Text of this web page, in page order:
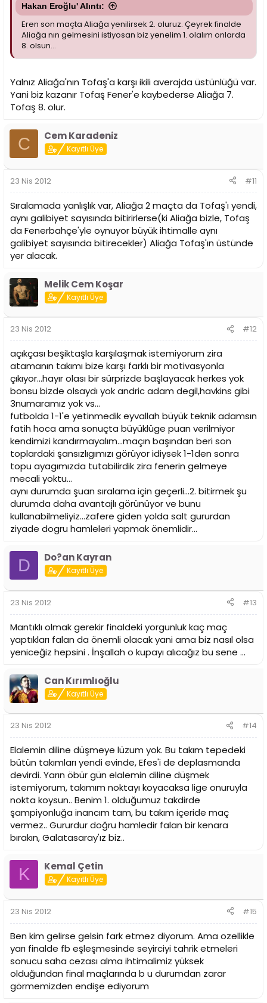
Hakan Eroğlu' Alıntı:
Eren son maçta Aliağa yenilirsek 2. oluruz. Çeyrek finalde
Aliağa nın gelmesini istiyosan biz yenelim 1. olalım onlarda
8. olsun...
Yalnız Aliağa'nın Tofaş'a karşı ikili averajda üstünlüğü var.
Yani biz kazanır Tofaş Fener'e kaybederse Aliağa 7.
Tofaş 8. olur.
C Cem Karadeniz
Kayıtlı Üye
23 Nis 2012 #11
Sıralamada yanlışlık var, Aliağa 2 maçta da Tofaş'ı yendi,
aynı galibiyet sayısında bitirirlerse(ki Aliağa bizle, Tofaş
da Fenerbahçe'yle oynuyor büyük ihtimalle aynı
galibiyet sayısında bitirecekler) Aliağa Tofaş'ın üstünde
yer alacak.
Melik Cem Koşar
Kayıtlı Üye
23 Nis 2012 #12
açıkçası beşiktaşla karşılaşmak istemiyorum zira
atamanın takımı bize karşı farklı bir motivasyonla
çıkıyor...hayır olası bir sürprizde başlayacak herkes yok
bonsu bizde olsaydı yok andric adam degil,havkins gibi
3numaramız yok vs...
futbolda 1-1'e yetinmedik eyvallah büyük teknik adamsın
fatih hoca ama sonuçta büyüklüge puan verilmiyor
kendimizi kandırmayalım...maçın başından beri son
toplardaki şansızlıgımızı görüyor idiysek 1-1den sonra
topu ayagımızda tutabilirdik zira fenerin gelmeye
mecali yoktu...
aynı durumda şuan sıralama için geçerli...2. bitirmek şu
durumda daha avantajlı görünüyor ve bunu
kullanabilmeliyiz...zafere giden yolda salt gururdan
ziyade dogru hamleleri yapmak önemlidir...
D Do?an Kayran
Kayıtlı Üye
23 Nis 2012 #13
Mantıklı olmak gerekir finaldeki yorgunluk kaç maç
yaptıkları falan da önemli olacak yani ama biz nasıl olsa
yeniceğiz hepsini . İnşallah o kupayı alıcağız bu sene ...
Can Kırımlıoğlu
Kayıtlı Üye
23 Nis 2012 #14
Elalemin diline düşmeye lüzum yok. Bu takım tepedeki
bütün takımları yendi evinde, Efes'i de deplasmanda
devirdi. Yarın öbür gün elalemin diline düşmek
istemiyorum, takımım noktayı koyacaksa lige onuruyla
nokta koysun.. Benim 1. olduğumuz takdirde
şampiyonluğa inancım tam, bu takım içeride maç
vermez.. Gururdur doğru hamledir falan bir kenara
bırakın, Galatasaray'ız biz..
K Kemal Çetin
Kayıtlı Üye
23 Nis 2012 #15
Ben kim gelirse gelsin fark etmez diyorum. Ama ozellikle
yarı finalde fb eşleşmesinde seyirciyi tahrik etmeleri
sonucu saha cezası alma ihtimalimiz yüksek
olduğundan final maçlarında b u durumdan zarar
görmemizden endişe ediyorum